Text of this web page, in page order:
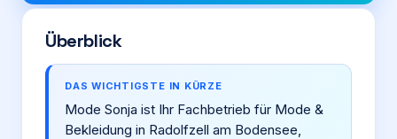
Überblick
DAS WICHTIGSTE IN KÜRZE
Mode Sonja ist Ihr Fachbetrieb für Mode &
Bekleidung in Radolfzell am Bodensee,